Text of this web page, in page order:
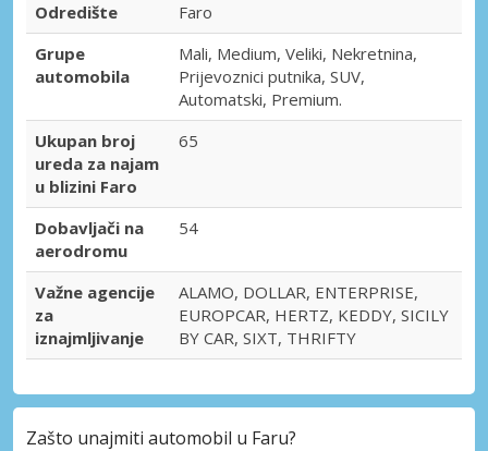
Odredište
Faro
Grupe
automobila
Mali, Medium, Veliki, Nekretnina,
Prijevoznici putnika, SUV,
Automatski, Premium.
Ukupan broj
ureda za najam
u blizini Faro
65
Dobavljači na
aerodromu
54
Važne agencije
za
iznajmljivanje
ALAMO, DOLLAR, ENTERPRISE,
EUROPCAR, HERTZ, KEDDY, SICILY
BY CAR, SIXT, THRIFTY
Zašto unajmiti automobil u Faru?